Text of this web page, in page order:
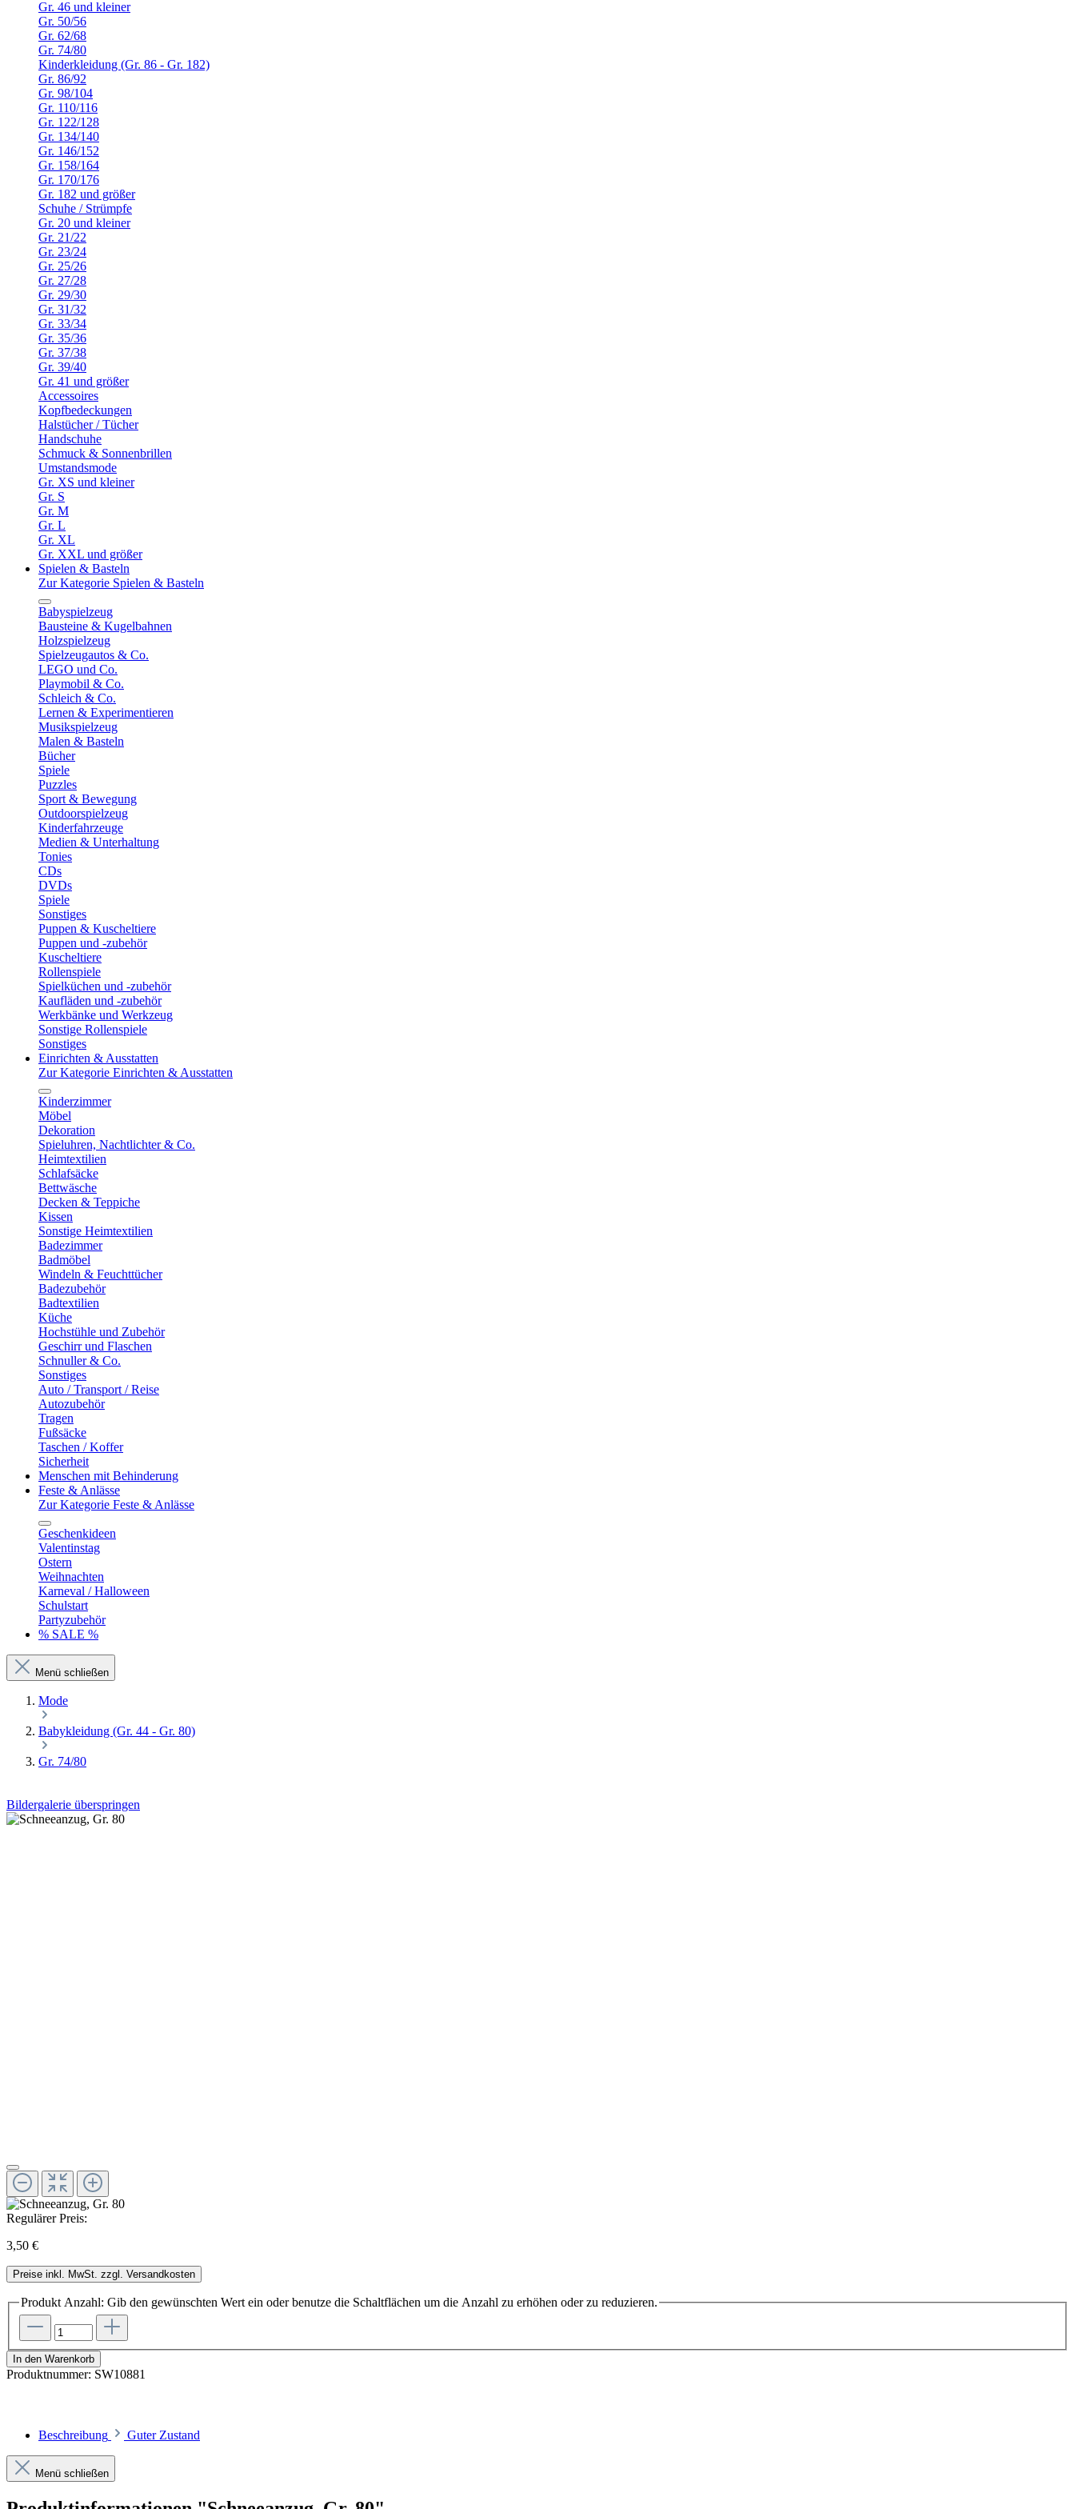
Gr. 46 und kleiner
Gr. 50/56
Gr. 62/68
Gr. 74/80
Kinderkleidung (Gr. 86 - Gr. 182)
Gr. 86/92
Gr. 98/104
Gr. 110/116
Gr. 122/128
Gr. 134/140
Gr. 146/152
Gr. 158/164
Gr. 170/176
Gr. 182 und größer
Schuhe / Strümpfe
Gr. 20 und kleiner
Gr. 21/22
Gr. 23/24
Gr. 25/26
Gr. 27/28
Gr. 29/30
Gr. 31/32
Gr. 33/34
Gr. 35/36
Gr. 37/38
Gr. 39/40
Gr. 41 und größer
Accessoires
Kopfbedeckungen
Halstücher / Tücher
Handschuhe
Schmuck & Sonnenbrillen
Umstandsmode
Gr. XS und kleiner
Gr. S
Gr. M
Gr. L
Gr. XL
Gr. XXL und größer
Spielen & Basteln
Zur Kategorie Spielen & Basteln
Babyspielzeug
Bausteine & Kugelbahnen
Holzspielzeug
Spielzeugautos & Co.
LEGO und Co.
Playmobil & Co.
Schleich & Co.
Lernen & Experimentieren
Musikspielzeug
Malen & Basteln
Bücher
Spiele
Puzzles
Sport & Bewegung
Outdoorspielzeug
Kinderfahrzeuge
Medien & Unterhaltung
Tonies
CDs
DVDs
Spiele
Sonstiges
Puppen & Kuscheltiere
Puppen und -zubehör
Kuscheltiere
Rollenspiele
Spielküchen und -zubehör
Kaufläden und -zubehör
Werkbänke und Werkzeug
Sonstige Rollenspiele
Sonstiges
Einrichten & Ausstatten
Zur Kategorie Einrichten & Ausstatten
Kinderzimmer
Möbel
Dekoration
Spieluhren, Nachtlichter & Co.
Heimtextilien
Schlafsäcke
Bettwäsche
Decken & Teppiche
Kissen
Sonstige Heimtextilien
Badezimmer
Badmöbel
Windeln & Feuchttücher
Badezubehör
Badtextilien
Küche
Hochstühle und Zubehör
Geschirr und Flaschen
Schnuller & Co.
Sonstiges
Auto / Transport / Reise
Autozubehör
Tragen
Fußsäcke
Taschen / Koffer
Sicherheit
Menschen mit Behinderung
Feste & Anlässe
Zur Kategorie Feste & Anlässe
Geschenkideen
Valentinstag
Ostern
Weihnachten
Karneval / Halloween
Schulstart
Partyzubehör
% SALE %
Menü schließen
Mode
Babykleidung (Gr. 44 - Gr. 80)
Gr. 74/80
Bildergalerie überspringen
Regulärer Preis:
3,50 €
Preise inkl. MwSt. zzgl. Versandkosten
Produkt Anzahl: Gib den gewünschten Wert ein oder benutze die Schaltflächen um die Anzahl zu erhöhen oder zu reduzieren.
In den Warenkorb
Produktnummer: SW10881
Beschreibung Guter Zustand
Menü schließen